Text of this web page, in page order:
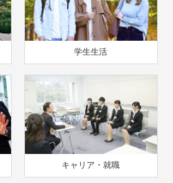
学生生活
キャリア・就職